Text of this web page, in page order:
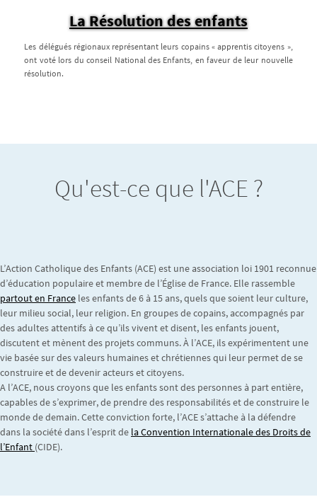
La Résolution des enfants
Les délégués régionaux représentant leurs copains « apprentis citoyens »,
ont voté lors du conseil National des Enfants, en faveur de leur nouvelle
résolution.
Qu'est-ce que l'ACE ?
L’Action Catholique des Enfants (ACE) est une association loi 1901 reconnue
d’éducation populaire et membre de l’Église de France. Elle rassemble
partout en France les enfants de 6 à 15 ans, quels que soient leur culture,
leur milieu social, leur religion. En groupes de copains, accompagnés par
des adultes attentifs à ce qu’ils vivent et disent, les enfants jouent,
discutent et mènent des projets communs. À l’ACE, ils expérimentent une
vie basée sur des valeurs humaines et chrétiennes qui leur permet de se
construire et de devenir acteurs et citoyens.
A l’ACE, nous croyons que les enfants sont des personnes à part entière,
capables de s’exprimer, de prendre des responsabilités et de construire le
monde de demain. Cette conviction forte, l’ACE s’attache à la défendre
dans la société dans l’esprit de la Convention Internationale des Droits de
l’Enfant (CIDE).